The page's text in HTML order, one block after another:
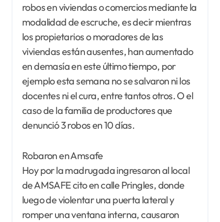
robos en viviendas o comercios mediante la
modalidad de escruche, es decir mientras
los propietarios o moradores de las
viviendas están ausentes, han aumentado
en demasía en este último tiempo, por
ejemplo esta semana no se salvaron ni los
docentes ni el cura, entre tantos otros. O el
caso de la familia de productores que
denunció 3 robos en 10 días.
Robaron en Amsafe
Hoy por la madrugada ingresaron al local
de AMSAFE cito en calle Pringles, donde
luego de violentar una puerta lateral y
romper una ventana interna, causaron